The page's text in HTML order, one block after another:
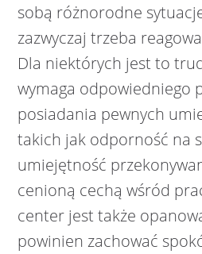
sobą różnorodne
zazwyczaj trzeba
Dla niektórych jest to
wymaga odpowiedniego
posiadania pewnych
takich jak odporność na
umiejętność
cenioną cechą wśród
center jest także
powinien zachować